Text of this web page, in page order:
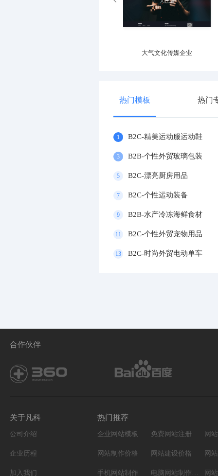
大气文化传媒企业
热门模板 热门
1 B2C-精美运动服运动鞋
3 B2B-个性外贸玻璃包装
5 B2C-漂亮厨房用品
7 B2C-个性运动装备
9 B2B-水产冷冻海鲜食材
11 B2C-个性外贸宠物用品
13 B2C-时尚外贸电动单车
合作伙伴
关于凡科
公司介绍
企业历程
加入我们
热门推荐
企业网站模板 免费网站注册 网
网站制作价格 网站建设价格 网
手机网站制作 电脑网站制作设计 网